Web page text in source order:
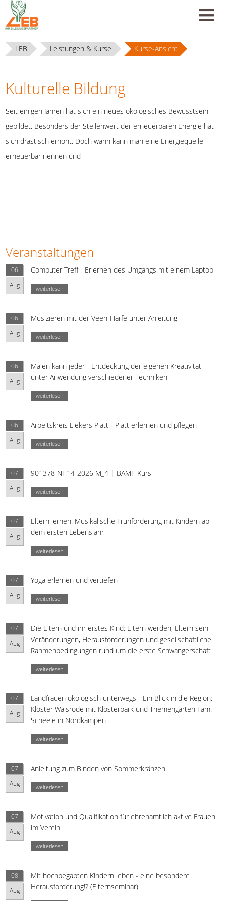
LEB Leistungen & Kurse Kurse-Ansicht
Kulturelle Bildung
Seit einigen Jahren hat sich ein neues ökologisches Bewusstsein
gebildet. Besonders der Stellenwert der erneuerbaren Energie hat
sich drastisch erhöht. Doch wann kann man eine Energiequelle
erneuerbar nennen und
Veranstaltungen
06
Aug
Computer Treff - Erlernen des Umgangs mit einem Laptop
weiterlesen
06
Aug
Musizieren mit der Veeh-Harfe unter Anleitung
weiterlesen
06
Aug
Malen kann jeder - Entdeckung der eigenen Kreativität
unter Anwendung verschiedener Techniken
weiterlesen
06
Aug
Arbeitskreis Liekers Platt - Platt erlernen und pflegen
weiterlesen
07
Aug
901378-NI-14-2026 M_4 | BAMF-Kurs
weiterlesen
07
Aug
Eltern lernen: Musikalische Frühförderung mit Kindern ab
dem ersten Lebensjahr
weiterlesen
07
Aug
Yoga erlernen und vertiefen
weiterlesen
07
Aug
Die Eltern und ihr erstes Kind: Eltern werden, Eltern sein -
Veränderungen, Herausforderungen und gesellschaftliche
Rahmenbedingungen rund um die erste Schwangerschaft
weiterlesen
07
Aug
Landfrauen ökologisch unterwegs - Ein Blick in die Region:
Kloster Walsrode mit Klosterpark und Themengarten Fam.
Scheele in Nordkampen
weiterlesen
07
Aug
Anleitung zum Binden von Sommerkränzen
weiterlesen
07
Aug
Motivation und Qualifikation für ehrenamtlich aktive Frauen
im Verein
weiterlesen
08
Aug
Mit hochbegabten Kindern leben - eine besondere
Herausforderung!? (Elternseminar)